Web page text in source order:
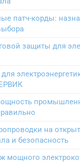
патч-корды:
защиты для
на
и безопасность
мощного